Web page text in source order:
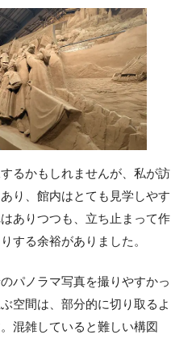
るかもしれませんが、私が訪
り、館内はとても見学しやす
ありつつも、立ち止まって作
する余裕がありました。
パノラマ写真を撮りやすかっ
空間は、部分的に切り取るよ
混雑していると難しい構図